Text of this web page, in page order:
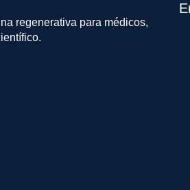
regenerativa para médicos,